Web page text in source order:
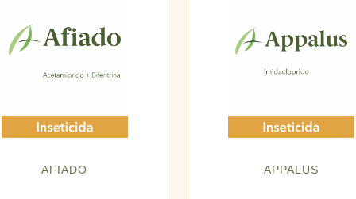
AFIADO APPALUS